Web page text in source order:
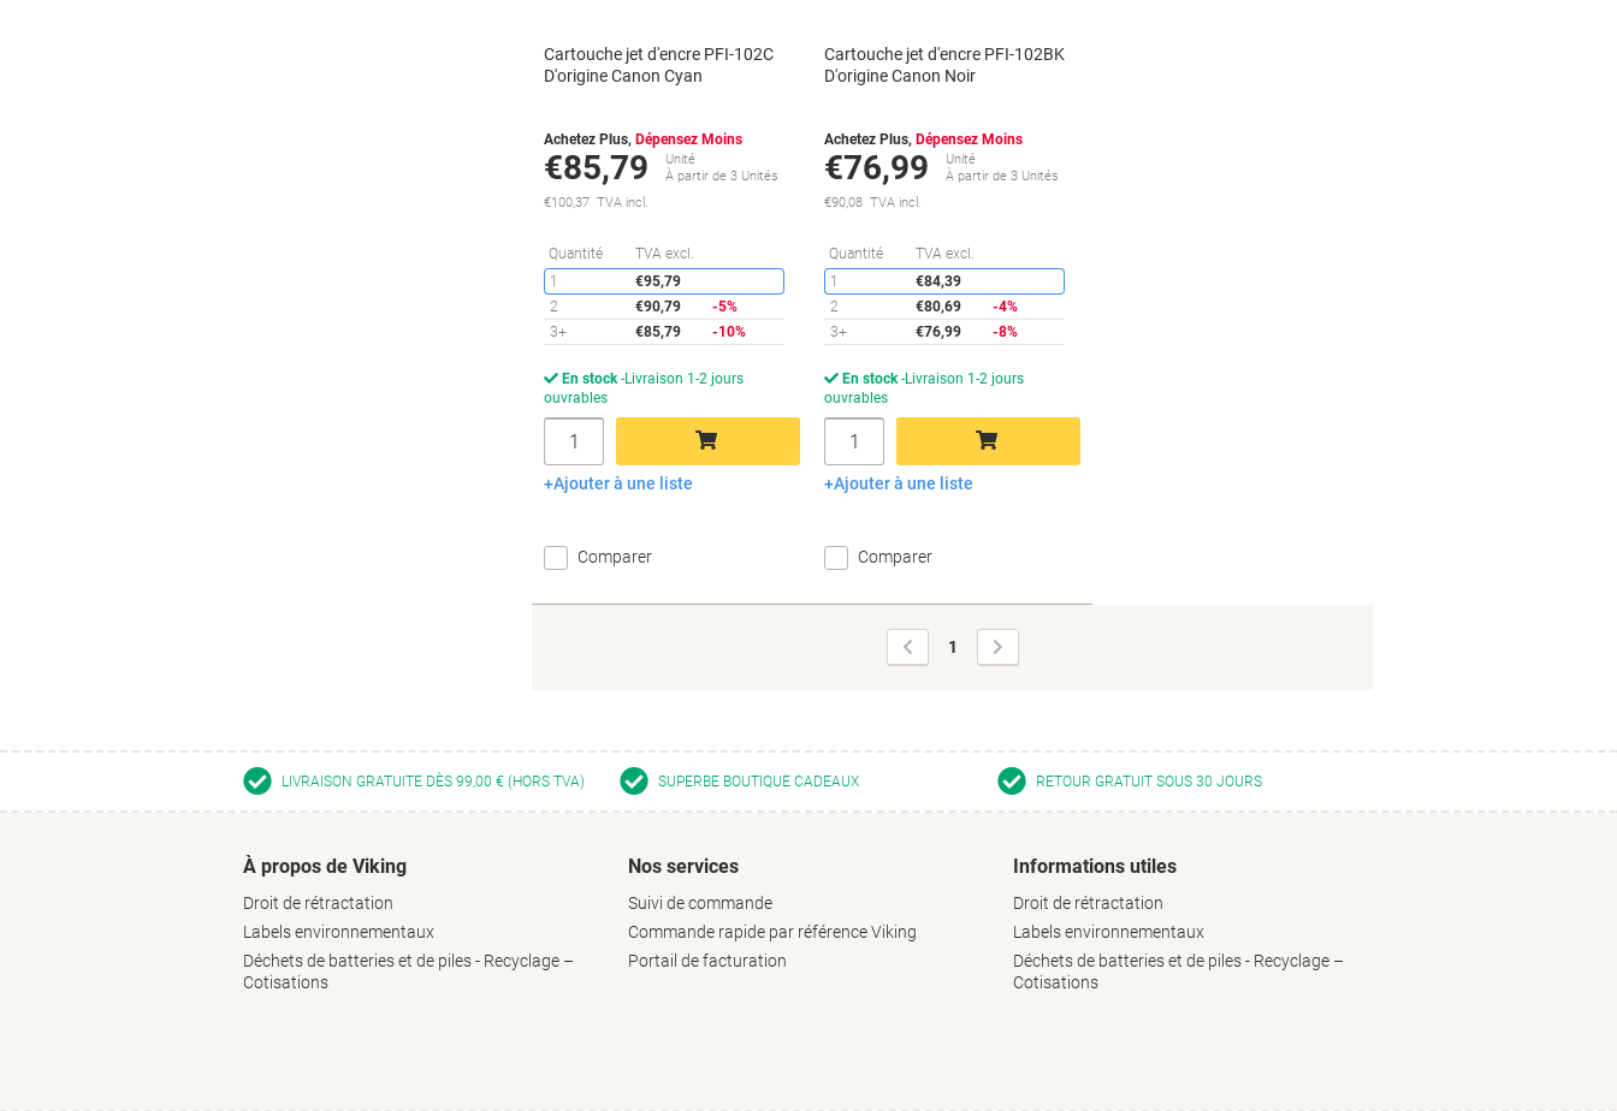
Cartouche jet d'encre PFI-102C
D'origine Canon Cyan
Achetez Plus, Dépensez Moins
€85,79
Unité
À partir de 3 Unités
€100,37 TVA incl.
Quantité TVA excl.
Économies
1
€95,79
2
€90,79
-5%
3+
€85,79 -10%
En stock Livraison 1-2 jours
ouvrables
Quantité
Ajouter au panier
Ajouter à une liste
Comparer
Cartouche jet d'encre PFI-102BK
D'origine Canon Noir
Achetez Plus, Dépensez Moins
€76,99
Unité
À partir de 3 Unités
€90,08 TVA incl.
Quantité TVA excl.
1
€84,39
2
€80,69
-4%
3+
€76,99 -8%
En stock Livraison 1-2 jours
ouvrables
Quantité
Ajouter au panier
Ajouter à une liste
Comparer
Page
précédente
1
suivante
LIVRAISON GRATUITE DÈS 99,00 € (HORS TVA) SUPERBE BOUTIQUE CADEAUX RETOUR GRATUIT SOUS 30 JOURS
À propos de Viking
Droit de rétractation
Labels environnementaux
Déchets de batteries et de piles - Recyclage –
Cotisations
Nos services
Suivi de commande
Commande rapide par référence Viking
Portail de facturation
Informations utiles
Droit de rétractation
Labels environnementaux
Déchets de batteries et de piles - Recyclage –
Cotisations